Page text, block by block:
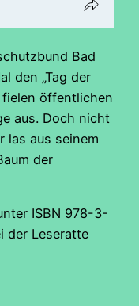
Bad
den „Tag der
fielen öffentlichen
aus. Doch nicht
las aus seinem
der
ISBN 978-3-
der Leseratte